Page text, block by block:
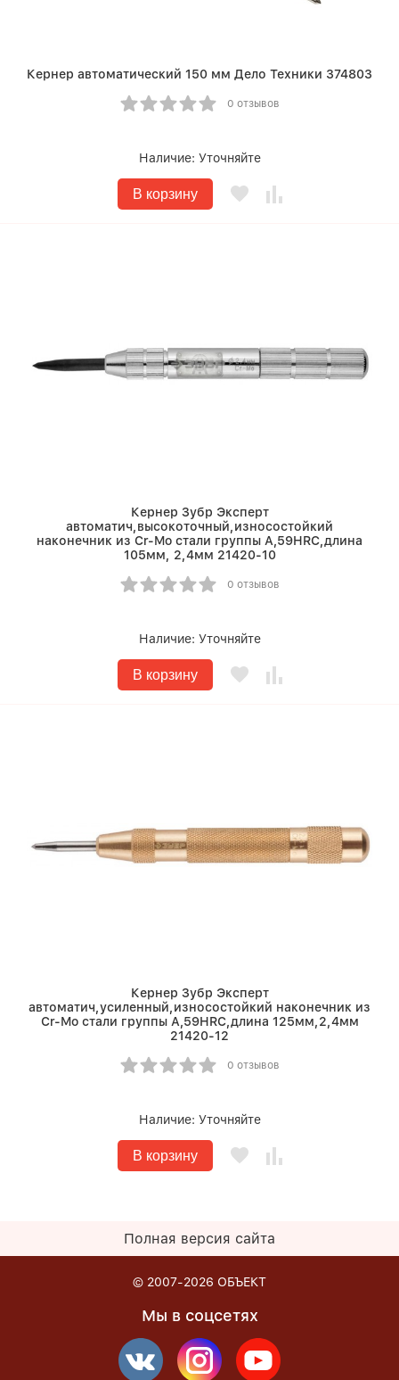
Кернер автоматический 150 мм Дело Техники 374803
0 отзывов
Наличие: Уточняйте
В корзину
Кернер Зубр Эксперт
автоматич,высокоточный,износостойкий
наконечник из Cr-Mo стали группы А,59HRC,длина
105мм, 2,4мм 21420-10
0 отзывов
Наличие: Уточняйте
В корзину
Кернер Зубр Эксперт
автоматич,усиленный,износостойкий наконечник из
Cr-Mo стали группы А,59HRC,длина 125мм,2,4мм
21420-12
0 отзывов
Наличие: Уточняйте
В корзину
Полная версия сайта
© 2007-2026 ОБЪЕКТ
Мы в соцсетях